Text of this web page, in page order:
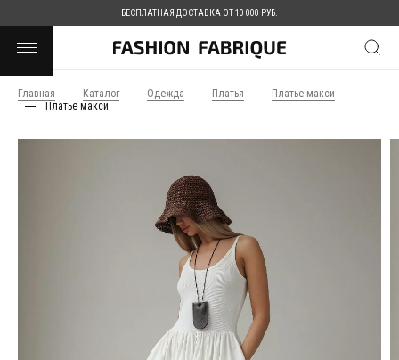
БЕСПЛАТНАЯ ДОСТАВКА ОТ 10 000 РУБ.
Главная Каталог Одежда Платья
Платье макси
Платье макси